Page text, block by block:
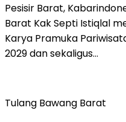
Pesisir Barat,
Barat Kak Septi Istiqlal
Karya Pramuka
2029 dan sekaligus…
Tulang Bawang Barat